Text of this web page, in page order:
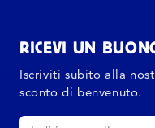
RICEVI UN
Iscriviti subito alla
sconto di benvenuto.